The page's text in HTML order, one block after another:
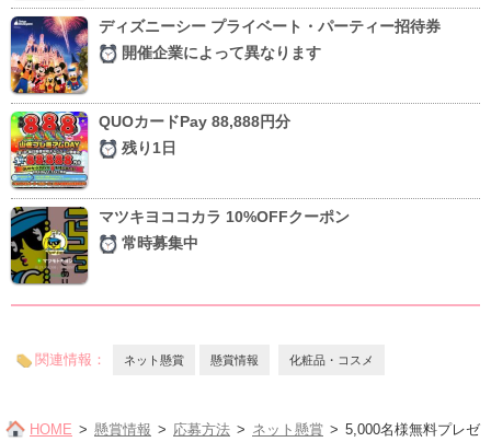
ディズニーシー プライベート・パーティー招待券
開催企業によって異なります
QUOカードPay 88,888円分
残り1日
マツキヨココカラ 10%OFFクーポン
常時募集中
関連情報： ネット懸賞 懸賞情報 化粧品・コスメ
HOME 懸賞情報 応募方法 ネット懸賞
5,000名様無料プレゼ